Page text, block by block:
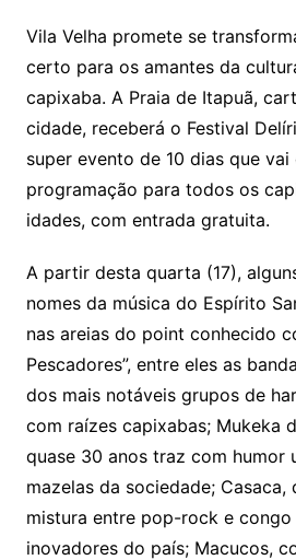
c
e
b
o
o
k
itt
er
ai
l
at
s
A
p
p
p
y
Li
n
k
Vila Velha promete se
certo para os amantes da
capixaba. A Praia de Itapuã,
cidade, receberá o Festival
super evento de 10 dias que vai
programação para todos os
idades, com entrada gratuita.
A partir desta quarta (17),
nomes da música do Espírito
nas areias do point conhecido
Pescadores”, entre eles as
dos mais notáveis grupos de
com raízes capixabas; Mukeka
quase 30 anos traz com humor
mazelas da sociedade; Casaca,
mistura entre pop-rock e congo
inovadores do país; Macucos,